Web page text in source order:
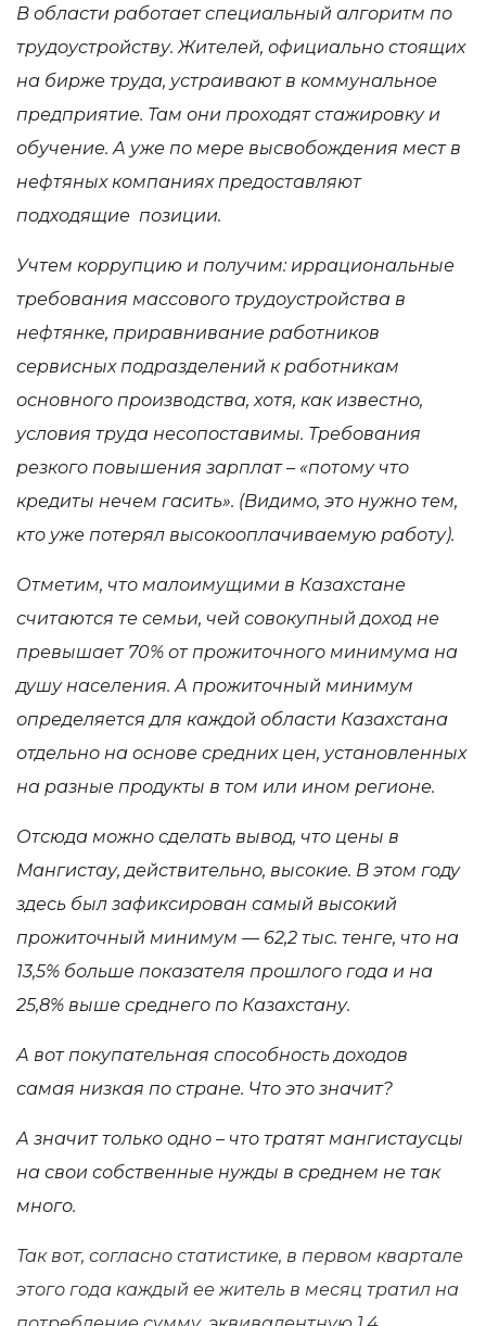
В области работает специальный алгоритм по
трудоустройству. Жителей, официально стоящих
на бирже труда, устраивают в коммунальное
предприятие. Там они проходят стажировку и
обучение. А уже по мере высвобождения мест в
нефтяных компаниях предоставляют
подходящие позиции.
Учтем коррупцию и получим: иррациональные
требования массового трудоустройства в
нефтянке, приравнивание работников
сервисных подразделений к работникам
основного производства, хотя, как известно,
условия труда несопоставимы. Требования
резкого повышения зарплат – «потому что
кредиты нечем гасить». (Видимо, это нужно тем,
кто уже потерял высокооплачиваемую работу).
Отметим, что малоимущими в Казахстане
считаются те семьи, чей совокупный доход не
превышает 70% от прожиточного минимума на
душу населения. А прожиточный минимум
определяется для каждой области Казахстана
отдельно на основе средних цен, установленных
на разные продукты в том или ином регионе.
Отсюда можно сделать вывод, что цены в
Мангистау, действительно, высокие. В этом году
здесь был зафиксирован самый высокий
прожиточный минимум — 62,2 тыс. тенге, что на
13,5% больше показателя прошлого года и на
25,8% выше среднего по Казахстану.
А вот покупательная способность доходов
самая низкая по стране. Что это значит?
А значит только одно – что тратят мангистаусцы
на свои собственные нужды в среднем не так
много.
Так вот, согласно статистике, в первом квартале
этого года каждый ее житель в месяц тратил на